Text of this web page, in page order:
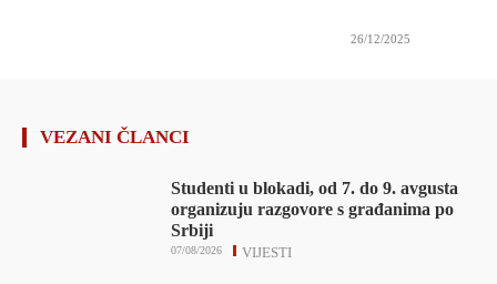
26/12/2025
VEZANI ČLANCI
Studenti u blokadi, od 7. do 9. avgusta
organizuju razgovore s građanima po
Srbiji
VIJESTI
07/08/2026